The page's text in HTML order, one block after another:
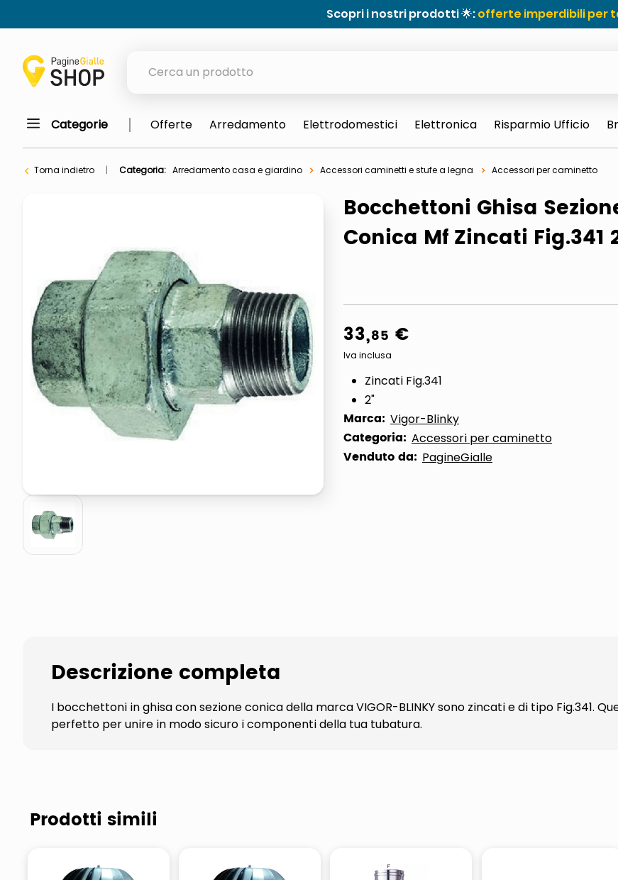
Scopri i nostri prodotti 🌟:offerte imperdibili per
orologio parete
ombrelloni
lucidatrice pavimenti
italia independent occhiali sole 0703 thin rotondo sun
pattumiera raccolta differenziata
elenco telefonico
Categorie Offerte Arredamento Elettrodomestici Elettronica Risparmio Ufficio
Torna indietro Categoria: Arredamento casa e giardino Accessori caminetti e stufe a legna Accessori per caminetto
Bocchettoni Ghisa
Conica Mf Zincati Fig.341
33,85 €
Iva inclusa
Zincati Fig.341
2"
Marca: Vigor-Blinky
Categoria: Accessori per caminetto
Venduto da: PagineGialle
Descrizione completa
I bocchettoni in ghisa con sezione conica della marca VIGOR-BLINKY sono zincati e di tipo Fig.341.
perfetto per unire in modo sicuro i componenti della tua tubatura.
Prodotti simili